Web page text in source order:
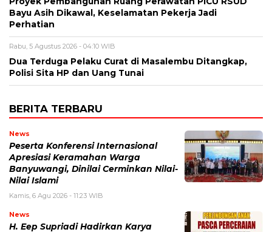
Bayu Asih Dikawal, Keselamatan Pekerja Jadi
Perhatian
Rabu, 5 Agustus 2026 - 04:10 WIB
Dua Terduga Pelaku Curat di Masalembu Ditangkap,
Polisi Sita HP dan Uang Tunai
BERITA TERBARU
News
Peserta Konferensi Internasional
Apresiasi Keramahan Warga
Banyuwangi, Dinilai Cerminkan Nilai-
Nilai Islami
Kamis, 6 Agu 2026 - 11:23 WIB
News
H. Eep Supriadi Hadirkan Karya